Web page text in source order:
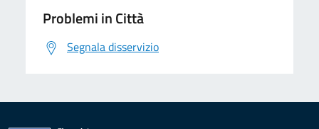
Problemi in Città
Segnala disservizio